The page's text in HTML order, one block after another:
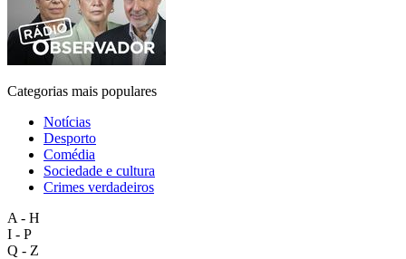
Categorias mais populares
Notícias
Desporto
Comédia
Sociedade e cultura
Crimes verdadeiros
A - H
I - P
Q - Z